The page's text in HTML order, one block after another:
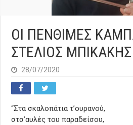
ΟΙ ΠΕΝΘΙΜΕΣ
ΣΤΕΛΙΟΣ ΜΠΙΚΑΚΗΣ
28/07/2020
“Στα σκαλοπάτια τ’ουρανού,
στσ’αυλές του παραδείσου,